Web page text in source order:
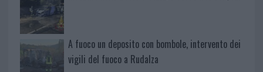
A fuoco un deposito con bombole, intervento dei
vigili del fuoco a Rudalza